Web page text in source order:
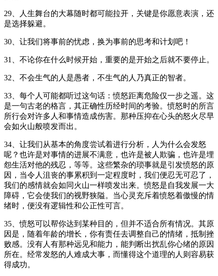
29、人生舞台的大幕随时都可能拉开，关键是你愿意表演，还
是选择躲避。
30、让我们将事前的忧虑，换为事前的思考和计划吧！
31、不论你在什么时候开始，重要的是开始之后就不要停止。
32、不会生气的人是愚者，不生气的人乃真正的智者。
33、每个人可能都听过这句话：愤怒距离危险仅一步之遥。这
是一句古老的格言，其正确性历经时间的考验。愤怒时的所言
所行会对许多人和事情造成伤害。那种压抑在心头的怒火尽早
会如火山般喷发而出。
34、让我们从基本的角度尝试着进行分析，人为什么会发怒
呢？也许是对事情的进展不满意，也许是被人欺骗，也许是埋
怨生活对他的残忍，等等。这些繁杂的琐事就是引发愤怒的原
因，当令人沮丧的事累积到一定程度时，我们便忍无可忍了，
我们的感情就会如同火山一样喷发出来。愤怒是自我发展一大
障碍，它会使我们的视野狭隘。当心灵充斥着愤怒着傲慢的情
绪时，便没有逻辑性和公正性可言。
35、愤怒可以帮你达到某种目的，但并不适合所有情况。其原
因是，随着年龄的增长，你有责任去调整自己的情绪，抵制挫
败感。没有人有那种远见和能力，能判断出扰乱你心绪的原因
所在。经常发怒的人难成大事，而懂得这个道理的人则容易获
得成功。